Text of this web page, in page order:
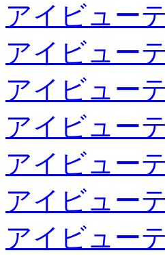
アイビュー
アイビュー
アイビュー
アイビュー
アイビュー
アイビュー
アイビュー